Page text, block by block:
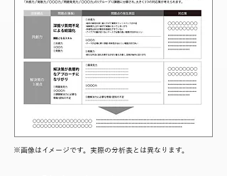
※画像はイメージです。実際の分析表とは異なります。